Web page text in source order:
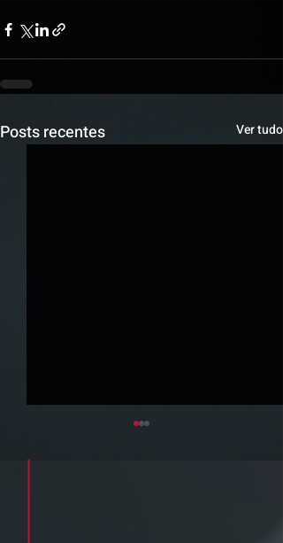
Posts recentes Ver tudo